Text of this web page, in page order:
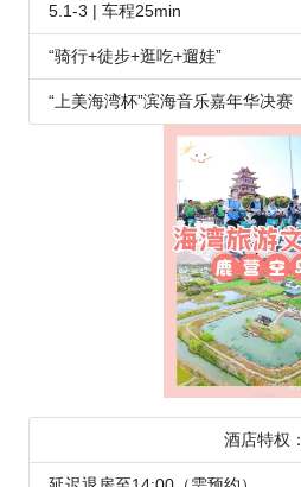
5.1-3 | 车程25min
“骑行+徒步+逛吃+遛娃”
“上美海湾杯”滨海音乐嘉年华决赛
酒店特权：